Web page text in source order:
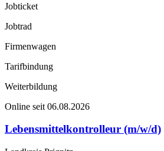
Jobticket
Jobtrad
Firmenwagen
Tarifbindung
Weiterbildung
Online seit 06.08.2026
Lebensmittelkontrolleur (m/w/d)